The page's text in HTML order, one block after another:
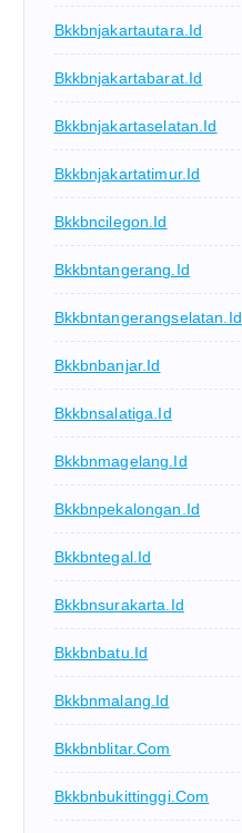
Bkkbnjakartautara.id
Bkkbnjakartabarat.id
Bkkbnjakartaselatan.id
Bkkbnjakartatimur.id
Bkkbncilegon.id
Bkkbntangerang.id
Bkkbntangerangselatan.id
Bkkbnbanjar.id
Bkkbnsalatiga.id
Bkkbnmagelang.id
Bkkbnpekalongan.id
Bkkbntegal.id
Bkkbnsurakarta.id
Bkkbnbatu.id
Bkkbnmalang.id
Bkkbnblitar.com
Bkkbnbukittinggi.com